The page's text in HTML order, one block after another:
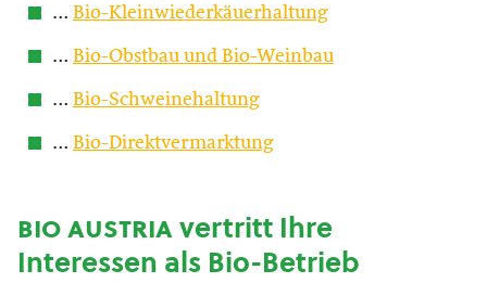
… Bio-Kleinwiederkäuerhaltung
… Bio-Obstbau und Bio-Weinbau
… Bio-Schweinehaltung
… Bio-Direktvermarktung
bio austriavertritt Ihre
Interessen als Bio-Betrieb